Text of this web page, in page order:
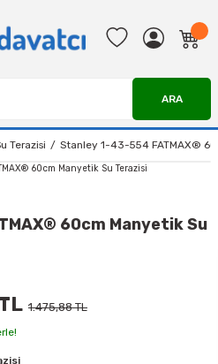
ARA
Terazisi Stanley 1-43-554 FATMAX®
60cm Manyetik Su
1.475,88 TL